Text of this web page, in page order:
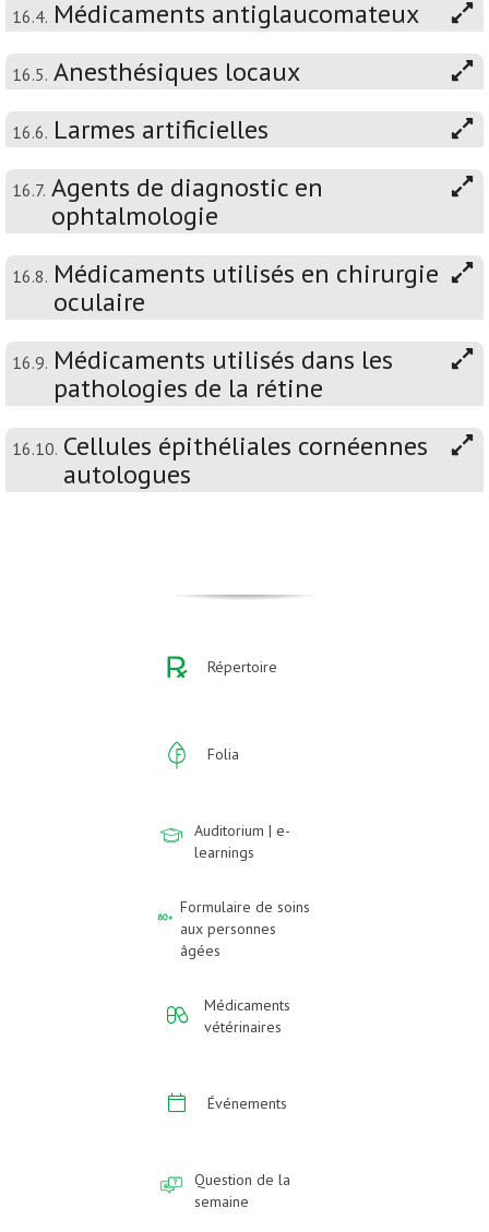
16.4. Médicaments antiglaucomateux
16.5. Anesthésiques locaux
16.6. Larmes artificielles
16.7. Agents de diagnostic en
ophtalmologie
16.8. Médicaments utilisés en chirurgie
oculaire
16.9. Médicaments utilisés dans les
pathologies de la rétine
16.10. Cellules épithéliales cornéennes
autologues
Répertoire
Folia
Auditorium | e-
learnings
Formulaire de soins
aux personnes
âgées
Médicaments
vétérinaires
Événements
Question de la
semaine